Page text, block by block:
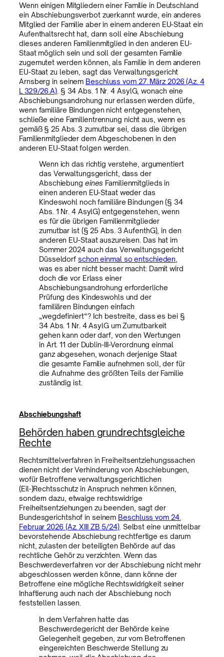
Wenn einigen Mitgliedern einer Familie in Deutschland
ein Abschiebungsverbot zuerkannt wurde, ein anderes
Mitglied der Familie aber in einem anderen EU-Staat ein
Aufenthaltsrecht hat, dann soll eine Abschiebung
dieses anderen Familienmitglied in den anderen EU-
Staat möglich sein und soll der gesamten Familie
zugemutet werden können, als Familie in dem anderen
EU-Staat zu leben, sagt das Verwaltungsgericht
Arnsberg in seinem Beschluss vom 27. März 2026 (Az. 4
L 329/26.A). § 34 Abs. 1 Nr. 4 AsylG, wonach eine
Abschiebungsandrohung nur erlassen werden dürfe,
wenn familiäre Bindungen nicht entgegenstehen,
schließe eine Familientrennung nicht aus, wenn es
gemäß § 25 Abs. 3 zumutbar sei, dass die übrigen
Familienmitglieder dem Abgeschobenen in den
anderen EU-Staat folgen werden.
Wenn ich das richtig verstehe, argumentiert
das Verwaltungsgericht, dass der
Abschiebung eines Familienmitglieds in
einen anderen EU-Staat weder das
Kindeswohl noch familiäre Bindungen (§ 34
Abs. 1 Nr. 4 AsylG) entgegenstehen, wenn
es für die übrigen Familienmitglieder
zumutbar ist (§ 25 Abs. 3 AufenthG), in den
anderen EU-Staat auszureisen. Das hat im
Sommer 2024 auch das Verwaltungsgericht
Düsseldorf schon einmal so entschieden,
was es aber nicht besser macht: Damit wird
doch die vor Erlass einer
Abschiebungsandrohung erforderliche
Prüfung des Kindeswohls und der
familiären Bindungen einfach
„wegdefiniert“? Ich bestreite, dass es bei §
34 Abs. 1 Nr. 4 AsylG um Zumutbarkeit
gehen kann oder darf, von den Wertungen
in Art. 11 der Dublin-III-Verordnung einmal
ganz abgesehen, wonach derjenige Staat
die gesamte Familie aufnehmen soll, der für
die Aufnahme des größten Teils der Familie
zuständig ist.
Abschiebungshaft
Behörden haben grundrechtsgleiche
Rechte
Rechtsmittelverfahren in Freiheitsentziehungssachen
dienen nicht der Verhinderung von Abschiebungen,
wofür Betroffene verwaltungsgerichtlichen
(Eil-)Rechtsschutz in Anspruch nehmen können,
sondern dazu, etwaige rechtswidrige
Freiheitsentziehungen zu beenden, sagt der
Bundesgerichtshof in seinem Beschluss vom 24.
Februar 2026 (Az. XIII ZB 5/24). Selbst eine unmittelbar
bevorstehende Abschiebung rechtfertige es darum
nicht, zulasten der beteiligten Behörde auf das
rechtliche Gehör zu verzichten. Wenn das
Beschwerdeverfahren vor der Abschiebung nicht mehr
abgeschlossen werden könne, dann könne der
Betroffene eine mögliche Rechtswidrigkeit seiner
Inhaftierung auch nach der Abschiebung noch
feststellen lassen.
In dem Verfahren hatte das
Beschwerdegericht der Behörde keine
Gelegenheit gegeben, zur vom Betroffenen
eingereichten Beschwerde Stellung zu